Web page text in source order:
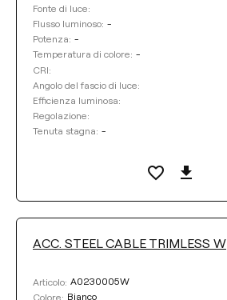
Fonte di luce:
Flusso luminoso: -
Potenza: -
Temperatura di colore: -
CRI:
Angolo del fascio di luce:
Efficienza luminosa:
Regolazione:
Tenuta stagna: -
ACC. STEEL CABLE TRIMLESS W
Articolo: A0230005W
Colore: Bianco